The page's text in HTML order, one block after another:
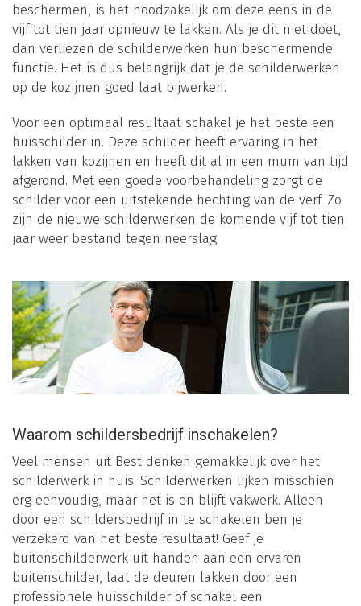
beschermen, is het noodzakelijk om deze eens in de
vijf tot tien jaar opnieuw te lakken. Als je dit niet doet,
dan verliezen de schilderwerken hun beschermende
functie. Het is dus belangrijk dat je de schilderwerken
op de kozijnen goed laat bijwerken.
Voor een optimaal resultaat schakel je het beste een
huisschilder in. Deze schilder heeft ervaring in het
lakken van kozijnen en heeft dit al in een mum van tijd
afgerond. Met een goede voorbehandeling zorgt de
schilder voor een uitstekende hechting van de verf. Zo
zijn de nieuwe schilderwerken de komende vijf tot tien
jaar weer bestand tegen neerslag.
Waarom schildersbedrijf inschakelen?
Veel mensen uit Best denken gemakkelijk over het
schilderwerk in huis. Schilderwerken lijken misschien
erg eenvoudig, maar het is en blijft vakwerk. Alleen
door een schildersbedrijf in te schakelen ben je
verzekerd van het beste resultaat! Geef je
buitenschilderwerk uit handen aan een ervaren
buitenschilder, laat de deuren lakken door een
professionele huisschilder of schakel een